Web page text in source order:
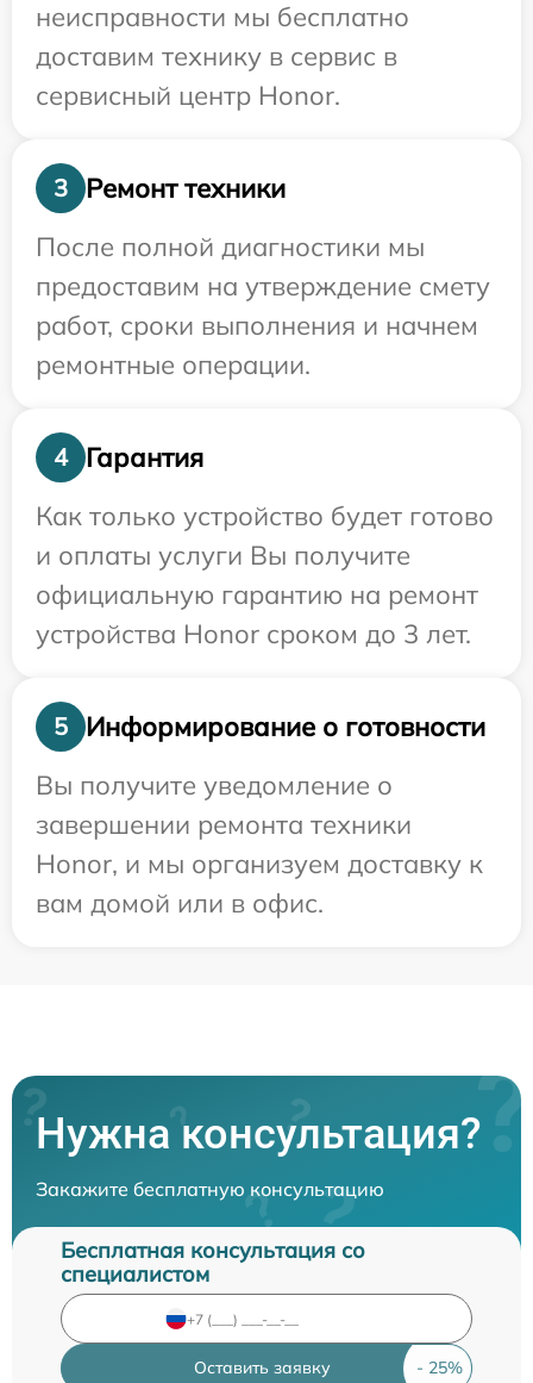
неисправности мы бесплатно
доставим технику в сервис в
сервисный центр Honor.
3
Ремонт техники
После полной диагностики мы
предоставим на утверждение смету
работ, сроки выполнения и начнем
ремонтные операции.
4
Гарантия
Как только устройство будет готово
и оплаты услуги Вы получите
официальную гарантию на ремонт
устройства Honor сроком до 3 лет.
5
Информирование о готовности
Вы получите уведомление о
завершении ремонта техники
Honor, и мы организуем доставку к
вам домой или в офис.
Нужна консультация?
Закажите бесплатную консультацию
Бесплатная консультация со
специалистом
Оставить заявку